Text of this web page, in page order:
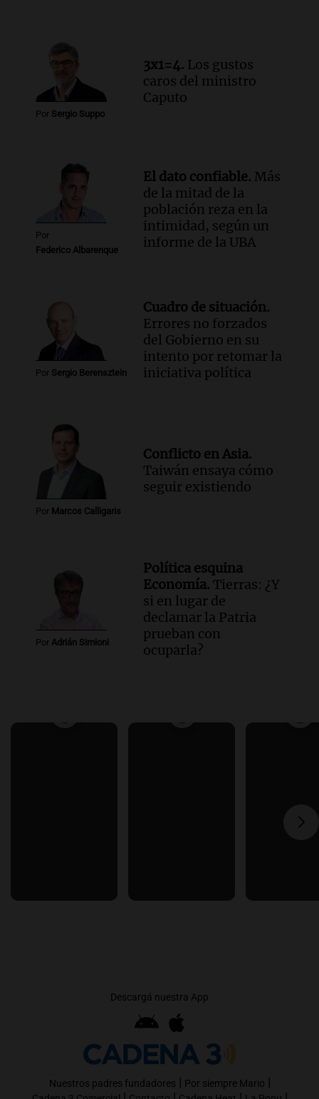
Audio.
Chile planteó mejorar la
conectividad fronteriza, aérea y digital
con Jujuy
Panorama Federal
Episodios
Por Sergio Suppo
3x1=4. Los gustos
caros del ministro
Caputo
Por
Federico Albarenque
El dato confiable. Más
de la mitad de la
población reza en la
intimidad, según un
informe de la UBA
Por Sergio Berensztein
Cuadro de situación.
Errores no forzados
del Gobierno en su
intento por retomar la
iniciativa política
Por Marcos Calligaris
Conflicto en Asia.
Taiwán ensaya cómo
seguir existiendo
Por Adrián Simioni
Política esquina
Economía. Tierras: ¿Y
si en lugar de
declamar la Patria
prueban con
ocuparla?
Descargá nuestra App
Nuestros padres fundadores | Por siempre Mario |